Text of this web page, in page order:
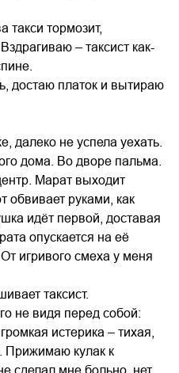
такси тормозит,
– таксист как-
достаю платок и вытираю
далеко не успела уехать.
дома. Во дворе пальма.
Марат выходит
обвивает руками, как
идёт первой, доставая
опускается на её
игривого смеха у меня
таксист.
не видя перед собой:
истерика – тихая,
Прижимаю кулак к
сделал мне больно, нет.